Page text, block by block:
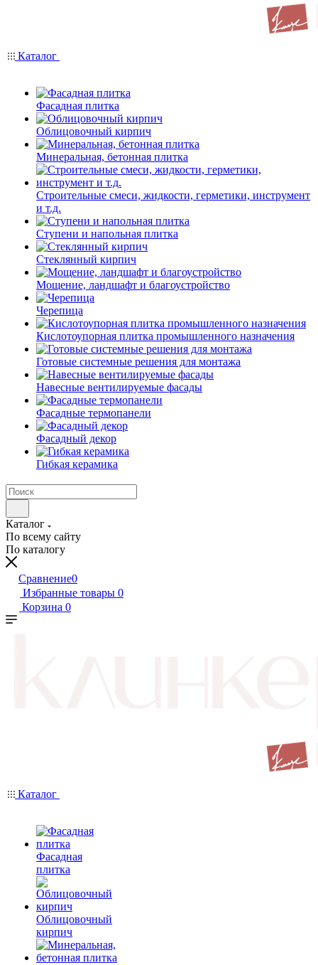
Каталог
Фасадная плитка
Облицовочный кирпич
Минеральная, бетонная плитка
Строительные смеси, жидкости, герметики, инструмент
и т.д.
Ступени и напольная плитка
Cтеклянный кирпич
Мощение, ландшафт и благоустройство
Черепица
Кислотоупорная плитка промышленного назначения
Готовые системные решения для монтажа
Навесные вентилируемые фасады
Фасадные термопанели
Фасадный декор
Гибкая керамика
Каталог
По всему сайту
По каталогу
Сравнение0
Избранные товары 0
Корзина 0
Каталог
Фасадная
плитка
Облицовочный
кирпич